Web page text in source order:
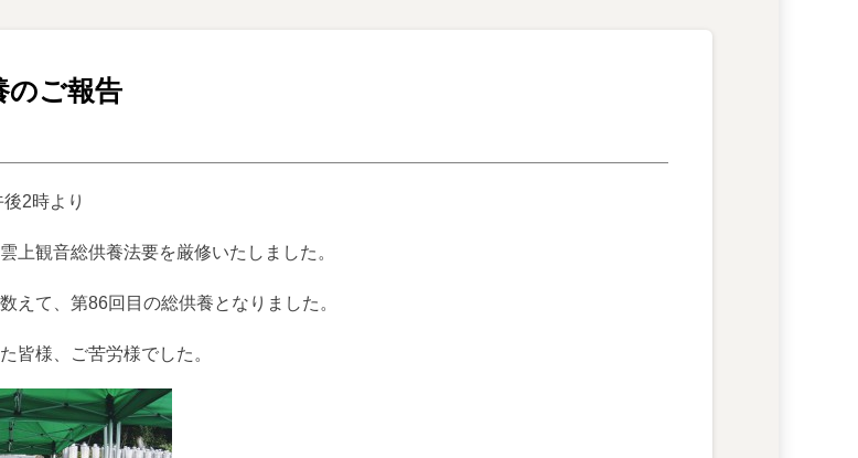
のご報告
2時より
観音総供養法要を厳修いたしました。
えて、第86回目の総供養となりました。
皆様、ご苦労様でした。